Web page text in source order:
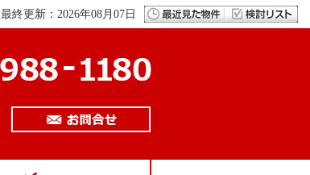
最終更新：2026年08月07日